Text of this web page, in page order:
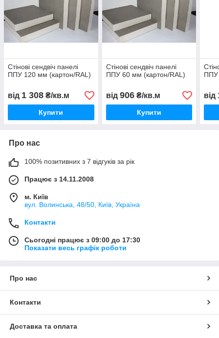
Стінові сендвіч панелі
ППУ 120 мм (картон/RAL)
від 1 308 ₴/кв.м
Купити
Стінові сендвіч панелі
ППУ 60 мм (картон/RAL)
від 906₴/кв.м
Купити
ППУ
від
Про нас
100% позитивних з 7 відгуків за рік
Працює з 14.11.2008
м. Київ
вул. Bолинська, 48/50, Київ, Україна
Контакти
Сьогодні працює з 09:00 до 17:30
Показати весь графік роботи
Про нас
Контакти
Доставка та оплата